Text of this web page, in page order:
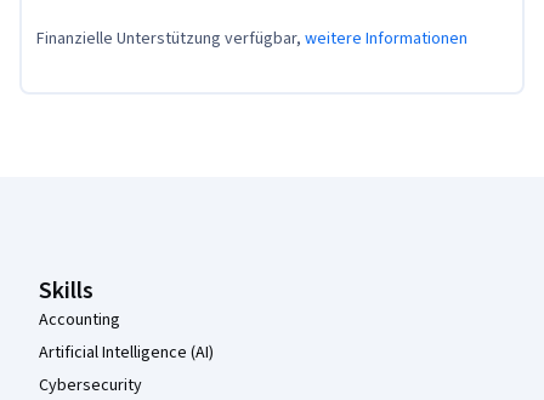
Finanzielle Unterstützung verfügbar, weitere Informationen
Skills
Accounting
Artificial Intelligence (AI)
Cybersecurity